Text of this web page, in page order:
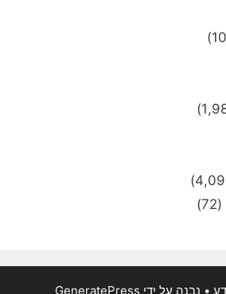
(72)
• נבנה על ידי GeneratePress